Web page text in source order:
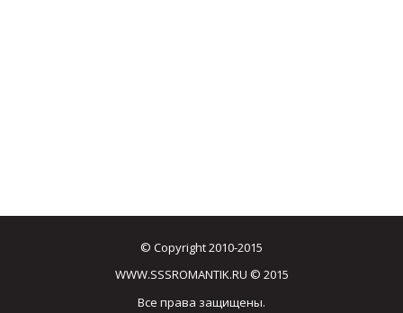
© Copyright 2010-2015
WWW.SSSROMANTIK.RU © 2015
Все права защищены.